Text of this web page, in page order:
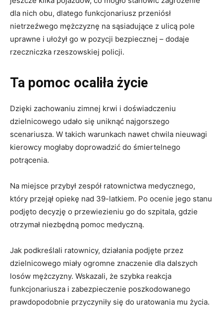
dla nich obu, dlatego funkcjonariusz przeniósł
nietrzeźwego mężczyznę na sąsiadujące z ulicą pole
uprawne i ułożył go w pozycji bezpiecznej – dodaje
rzeczniczka rzeszowskiej policji.
Ta pomoc ocaliła życie
Dzięki zachowaniu zimnej krwi i doświadczeniu
dzielnicowego udało się uniknąć najgorszego
scenariusza. W takich warunkach nawet chwila nieuwagi
kierowcy mogłaby doprowadzić do śmiertelnego
potrącenia.
Na miejsce przybył zespół ratownictwa medycznego,
który przejął opiekę nad 39-latkiem. Po ocenie jego stanu
podjęto decyzję o przewiezieniu go do szpitala, gdzie
otrzymał niezbędną pomoc medyczną.
Jak podkreślali ratownicy, działania podjęte przez
dzielnicowego miały ogromne znaczenie dla dalszych
losów mężczyzny. Wskazali, że szybka reakcja
funkcjonariusza i zabezpieczenie poszkodowanego
prawdopodobnie przyczyniły się do uratowania mu życia.